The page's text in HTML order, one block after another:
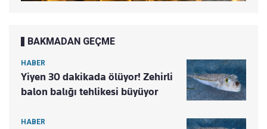
BAKMADAN GEÇME
HABER
Yiyen 30 dakikada ölüyor! Zehirli
balon balığı tehlikesi büyüyor
HABER